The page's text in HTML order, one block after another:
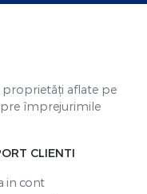
proprietăți aflate pe
împrejurimile
CLIENTI
in cont